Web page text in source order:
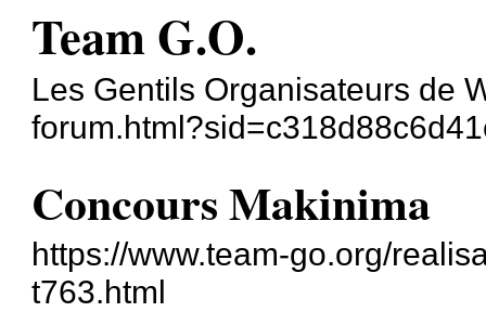
Team G.O.
Les Gentils Organisateurs de
Concours Makinima
https://www.team-go.org/
t763.html